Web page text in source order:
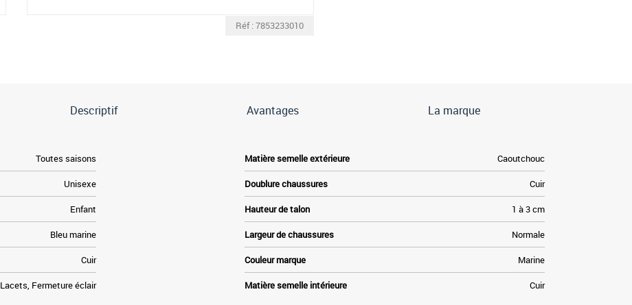
Réf : 7853233010
Descriptif Avantages La marque
Toutes saisons
Unisexe
Enfant
Bleu marine
Cuir
Lacets, Fermeture éclair
Matière semelle extérieure Caoutchouc
Doublure chaussures Cuir
Hauteur de talon 1 à 3 cm
Largeur de chaussures Normale
Couleur marque Marine
Matière semelle intérieure Cuir